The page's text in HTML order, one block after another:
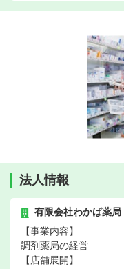
法人情報
有限会社わかば薬局
【事業内容】
調剤薬局の経営
【店舗展開】